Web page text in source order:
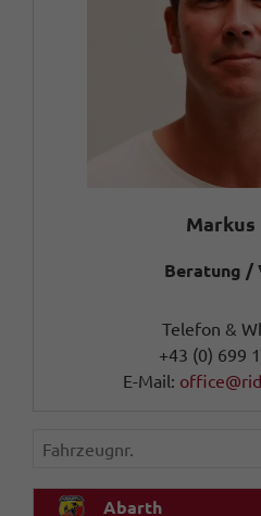
Markus
Beratung /
Telefon &
+43 (0) 699
E-Mail:
Fahrzeugnr.
Abarth